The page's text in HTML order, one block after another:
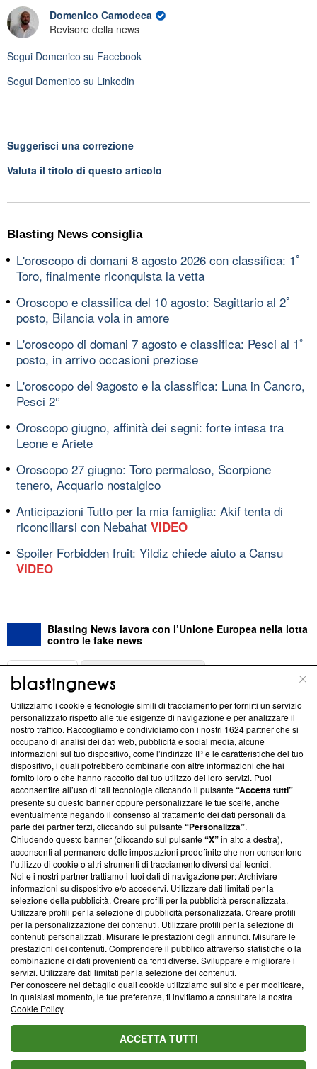
Domenico Camodeca
Revisore della news
Segui Domenico su Facebook
Segui Domenico su Linkedin
Suggerisci una correzione
Valuta il titolo di questo articolo
Blasting News consiglia
L'oroscopo di domani 8 agosto 2026 con classifica: 1ﾟ
Toro, finalmente riconquista la vetta
Oroscopo e classifica del 10 agosto: Sagittario al 2ﾟ
posto, Bilancia vola in amore
L'oroscopo di domani 7 agosto e classifica: Pesci al 1ﾟ
posto, in arrivo occasioni preziose
L'oroscopo del 9agosto e la classifica: Luna in Cancro,
Pesci 2°
Oroscopo giugno, affinità dei segni: forte intesa tra
Leone e Ariete
Oroscopo 27 giugno: Toro permaloso, Scorpione
tenero, Acquario nostalgico
Anticipazioni Tutto per la mia famiglia: Akif tenta di
riconciliarsi con Nebahat VIDEO
Spoiler Forbidden fruit: Yildiz chiede aiuto a Cansu
VIDEO
Blasting News lavora con l’Unione Europea nella lotta
contro le fake news
ABOUT
Questa sezione offre informazioni trasparenti su Blasting
News, sui nostri processi editoriali e su come ci impegniamo a
creare news di qualità. Inoltre, afferma la nostra aderenza a
‘Trust Project - News with Integrity’Blasting News non è
ancora membro del programma, ma ha richiesto di farne
parte; Trust Project non ha ancora effettuato una verifica di
conformità agli standard.
Su di noi
Team editoriale
Corporate
Redazione
Informativa Privacy
Cookie Policy
Blasting SA, IDI CHE-247.845.224, Via Carlo Frasca, 3 - 6900
Lugano (Svizzera) Tel:+39 0690258937
© 2026 Blasting News
Utilizziamo i cookie e tecnologie simili di tracciamento per fornirti un servizio
personalizzato rispetto alle tue esigenze di navigazione e per analizzare il
nostro traffico. Raccogliamo e condividiamo con i nostri 1624partner che si
occupano di analisi dei dati web, pubblicità e social media, alcune
informazioni sul tuo dispositivo, come l’indirizzo IP e le caratteristiche del tuo
dispositivo, i quali potrebbero combinarle con altre informazioni che hai
fornito loro o che hanno raccolto dal tuo utilizzo dei loro servizi. Puoi
acconsentire all’uso di tali tecnologie cliccando il pulsante“Accetta tutti”
presente su questo banner oppure personalizzare le tue scelte, anche
eventualmente negando il consenso al trattamento dei dati personali da
parte dei partner terzi, cliccando sul pulsante“Personalizza”.
Chiudendo questo banner (cliccando sul pulsante“X”in alto a destra),
acconsenti al permanere delle impostazioni predefinite che non consentono
l’utilizzo di cookie o altri strumenti di tracciamento diversi dai tecnici.
Noi e i nostri partner trattiamo i tuoi dati di navigazione per: Archiviare
informazioni su dispositivo e/o accedervi. Utilizzare dati limitati per la
selezione della pubblicità. Creare profili per la pubblicità personalizzata.
Utilizzare profili per la selezione di pubblicità personalizzata. Creare profili
per la personalizzazione dei contenuti. Utilizzare profili per la selezione di
contenuti personalizzati. Misurare le prestazioni degli annunci. Misurare le
prestazioni dei contenuti. Comprendere il pubblico attraverso statistiche o la
combinazione di dati provenienti da fonti diverse. Sviluppare e migliorare i
servizi. Utilizzare dati limitati per la selezione dei contenuti.
Per conoscere nel dettaglio quali cookie utilizziamo sul sito e per modificare,
in qualsiasi momento, le tue preferenze, ti invitiamo a consultare la nostra
Cookie Policy.
ACCETTA TUTTI